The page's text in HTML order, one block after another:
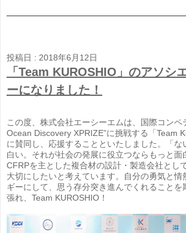
投稿日 : 2018年6月12日
「Team KUROSHIO」のアソシ
ーになりました！
この度、株式会社エーシーエムは、国際コンペ
Ocean Discovery XPRIZE”に挑戦する「Team
に賛同し、応援することといたしました。「な
白い。それが社会の発展に役立つならもっと面
CFRPを主とした複合材の設計・製造会社とし
大切にしたいと考えています。自分の勇気と情
ギーにして、思う存分突き進んでくれることを
張れ、Team KUROSHIO！